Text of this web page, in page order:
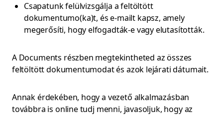
Csapatunk felülvizsgálja a feltöltött
dokumentumo(ka)t, és e-mailt kapsz, amely
megerősíti, hogy elfogadták-e vagy elutasították.
A Documents részben megtekintheted az összes
feltöltött dokumentumodat és azok lejárati dátumait.
Annak érdekében, hogy a vezető alkalmazásban
továbbra is online tudj menni, javasoljuk, hogy az